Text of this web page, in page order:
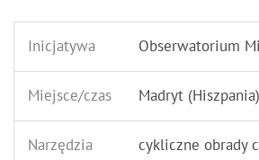
Inicjatywa Obserwatorium
Miejsce/czas Madryt
Narzędzia cykliczne obrady